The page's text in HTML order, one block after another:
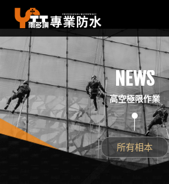
NEWS
高空極限作業
所有相本